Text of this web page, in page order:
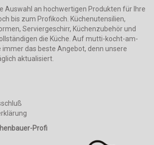
Auswahl an hochwertigen Produkten für Ihre
bis zum Profikoch. Küchenutensilien,
Serviergeschirr, Küchenzubehör und
die Küche. Auf mutti-kocht-am-
immer das beste Angebot, denn unsere
aktualisiert.
Profi